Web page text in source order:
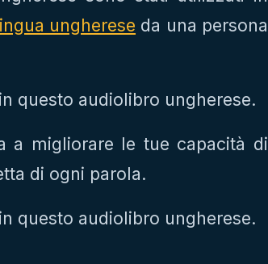
ungherese da una persona
questo audiolibro ungherese.
a migliorare le tue capacità di
di ogni parola.
questo audiolibro ungherese.